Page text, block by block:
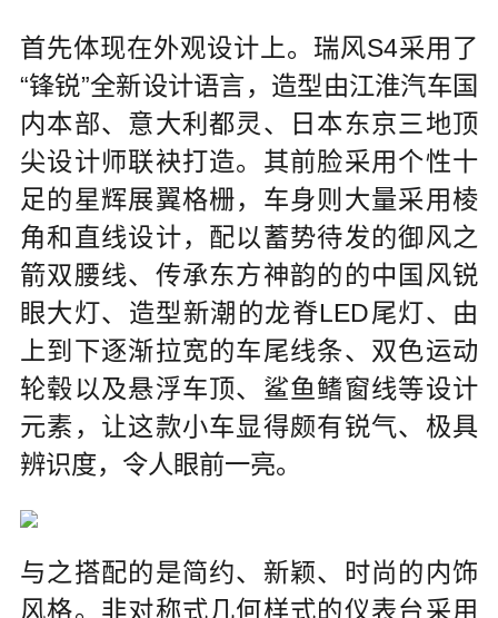
首先体现在外观设计上。瑞风S4采用了
“锋锐”全新设计语言，造型由江淮汽车国
内本部、意大利都灵、日本东京三地顶
尖设计师联袂打造。其前脸采用个性十
足的星辉展翼格栅，车身则大量采用棱
角和直线设计，配以蓄势待发的御风之
箭双腰线、传承东方神韵的的中国风锐
眼大灯、造型新潮的龙脊LED尾灯、由
上到下逐渐拉宽的车尾线条、双色运动
轮毂以及悬浮车顶、鲨鱼鳍窗线等设计
元素，让这款小车显得颇有锐气、极具
辨识度，令人眼前一亮。
与之搭配的是简约、新颖、时尚的内饰
风格。非对称式几何样式的仪表台采用